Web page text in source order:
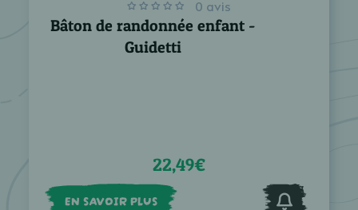
0 avis
Bâton de randonnée enfant -
Guidetti
22,49€
EN SAVOIR PLUS